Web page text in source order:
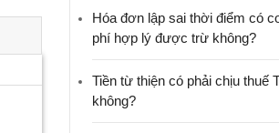
Hóa đơn lập sai thời điểm có
phí hợp lý được trừ không?
Tiền từ thiện có phải chịu thuế
không?